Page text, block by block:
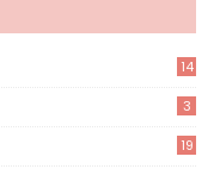
14
3
19